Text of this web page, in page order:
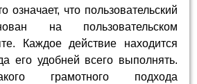
означает, что пользовательский
на пользовательском
Каждое действие находится
его удобней всего выполнять.
грамотного подхода